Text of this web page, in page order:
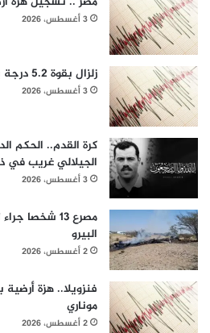
3 أغسطس، 2026
زلزال بقوة 5.2 درجة يضرب شرق البيرو
3 أغسطس، 2026
كرة القدم.. الحكم
الجيلالي غريب في
3 أغسطس، 2026
مصرع 13
البيرو
2 أغسطس، 2026
موناري
2 أغسطس، 2026